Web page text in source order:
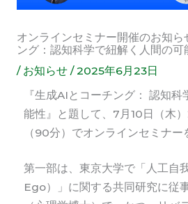
オンラインセミナー開催のお知
ング：認知科学で紐解く人間の可
/ お知らせ/2025年6月23日
『生成AIとコーチング： 認知
能性』と題して、7月10日（木
（90分）でオンラインセミナー
第一部は、東京大学で「人工自
Ego）」に関する共同研究に従